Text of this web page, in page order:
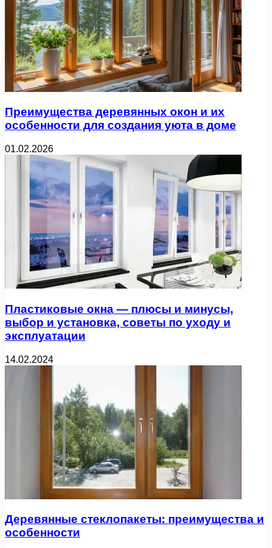
Преимущества деревянных окон и их
особенности для создания уюта в доме
01.02.2026
Пластиковые окна — плюсы и минусы,
выбор и установка, советы по уходу и
эксплуатации
14.02.2024
Деревянные стеклопакеты: преимущества и
особенности